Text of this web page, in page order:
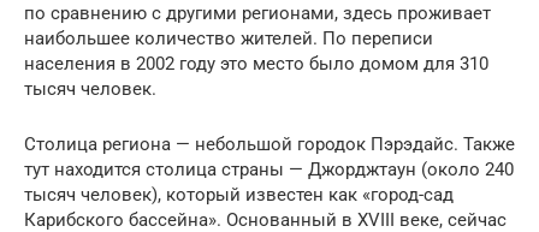
по сравнению с другими регионами, здесь проживает
наибольшее количество жителей. По переписи
населения в 2002 году это место было домом для 310
тысяч человек.
Столица региона — небольшой городок Пэрэдайс. Также
тут находится столица страны — Джорджтаун (около 240
тысяч человек), который известен как «город-сад
Карибского бассейна». Основанный в XVIII веке, сейчас